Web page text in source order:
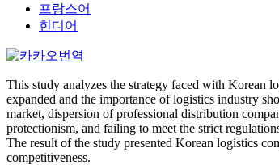
프랑스어
힌디어
This study analyzes the strategy faced with Korean
expanded and the importance of logistics industry
market, dispersion of professional distribution
protectionism, and failing to meet the strict
The result of the study presented Korean logistics
competitiveness.